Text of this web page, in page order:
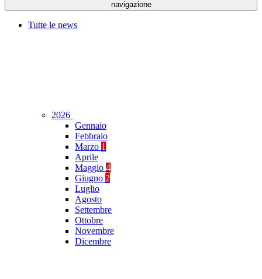
navigazione
Tutte le news
2026
Gennaio
Febbraio
Marzo 1
Aprile
Maggio 4
Giugno 2
Luglio
Agosto
Settembre
Ottobre
Novembre
Dicembre